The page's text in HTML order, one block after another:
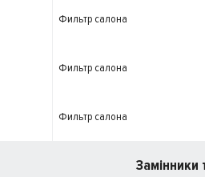
Фильтр салона
Фильтр салона
Фильтр салона
Замінники